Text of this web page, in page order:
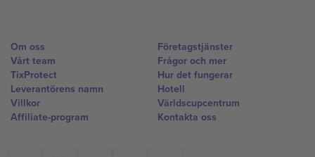
Om oss
Vårt team
TixProtect
Leverantörens namn
Villkor
Affiliate-program
Företagstjänster
Frågor och mer
Hur det fungerar
Hotell
Världscupcentrum
Kontakta oss